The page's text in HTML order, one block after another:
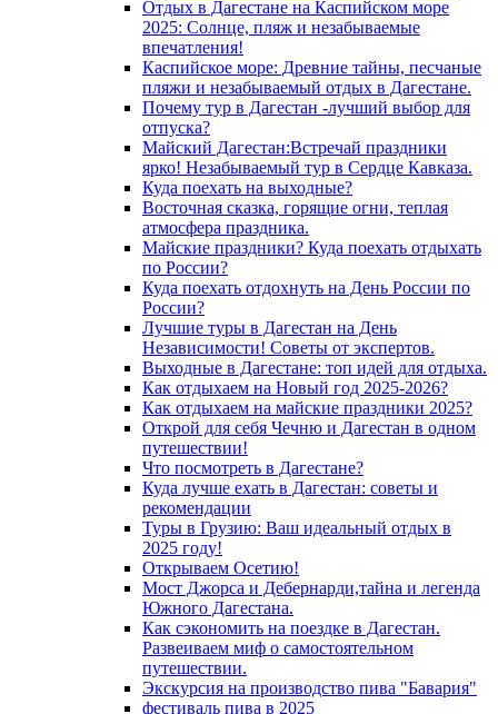
Отдых в Дагестане на Каспийском море
2025: Солнце, пляж и незабываемые
впечатления!
Каспийское море: Древние тайны, песчаные
пляжи и незабываемый отдых в Дагестане.
Почему тур в Дагестан -лучший выбор для
отпуска?
Майский Дагестан:Встречай праздники
ярко! Незабываемый тур в Сердце Кавказа.
Куда поехать на выходные?
Восточная сказка, горящие огни, теплая
атмосфера праздника.
Майские праздники? Куда поехать отдыхать
по России?
Куда поехать отдохнуть на День России по
России?
Лучшие туры в Дагестан на День
Независимости! Советы от экспертов.
Выходные в Дагестане: топ идей для отдыха.
Как отдыхаем на Новый год 2025-2026?
Как отдыхаем на майские праздники 2025?
Открой для себя Чечню и Дагестан в одном
путешествии!
Что посмотреть в Дагестане?
Куда лучше ехать в Дагестан: советы и
рекомендации
Туры в Грузию: Ваш идеальный отдых в
2025 году!
Открываем Осетию!
Мост Джорса и Дебернарди,тайна и легенда
Южного Дагестана.
Как сэкономить на поездке в Дагестан.
Развеиваем миф о самостоятельном
путешествии.
Экскурсия на производство пива "Бавария"
фестиваль пива в 2025